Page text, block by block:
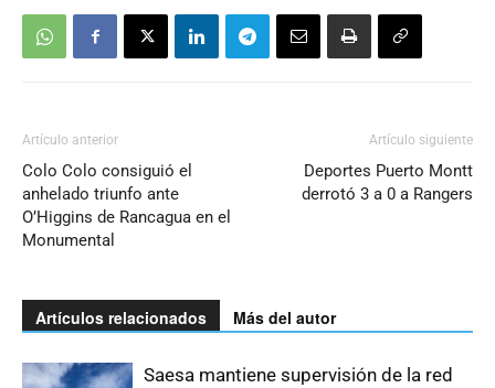
Artículo anterior
Colo Colo consiguió el
anhelado triunfo ante
O’Higgins de Rancagua en el
Monumental
Artículo siguiente
Deportes Puerto Montt
derrotó 3 a 0 a Rangers
Artículos relacionados Más del autor
Saesa mantiene supervisión de la red